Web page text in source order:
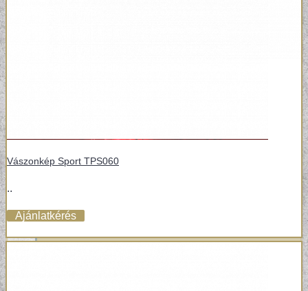
Vászonkép Sport TPS060
..
Ajánlatkérés